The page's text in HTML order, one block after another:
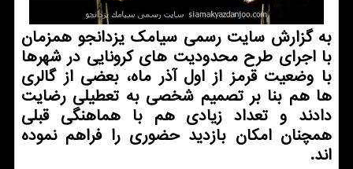
به گزارش سایت رسمی سیامك یزدانجو همزمان
با اجرای طرح محدودیت های كرونایی در شهرها
با وضعیت قرمز از اول آذر ماه، بعضی از گالری
ها هم بنا بر تصمیم شخصی به تعطیلی رضایت
دادند و تعداد زیادی هم با هماهنگی قبلی
همچنان امكان بازدید حضوری را فراهم نموده
اند.